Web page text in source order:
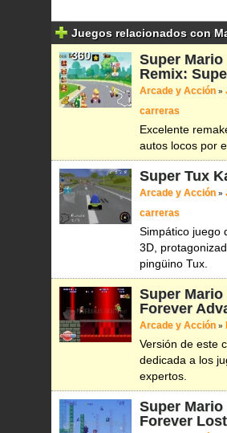
Juegos relacionados con
360
Super Mario
Remix:
Arcade y Acción »
carreras
Excelente
autos locos por
Super Tux
Arcade y Acción »
carreras
Simpático juego
3D,
pingüino Tux.
Super Mario
Forever
Arcade y Acción »
Versión de este
dedicada a los
expertos.
Super Mario
Forever